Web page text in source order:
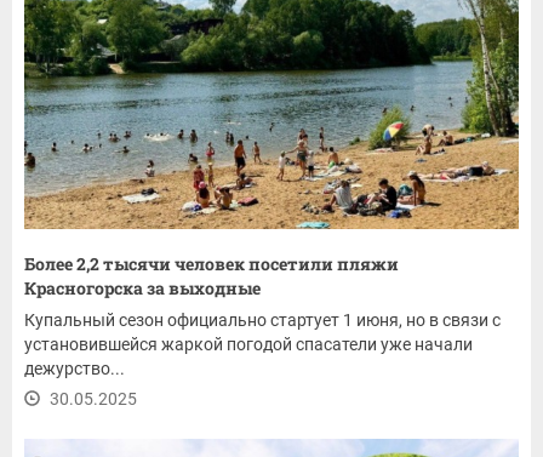
Более 2,2 тысячи человек посетили пляжи
Красногорска за выходные
Купальный сезон официально стартует 1 июня, но в связи с
установившейся жаркой погодой спасатели уже начали
дежурство...
30.05.2025